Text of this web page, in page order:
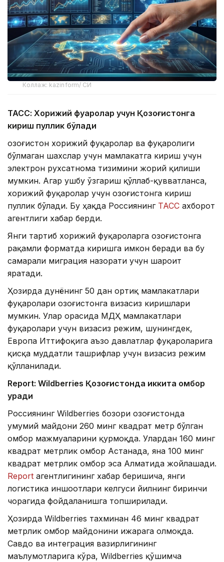
Коллаж: kazinform/ СИ
ТАСС: Хорижий фуқаролар учун Қозоғистонга
кириш пуллик бўлади
Қозоғистон хорижий фуқаролар ва фуқаролиги
бўлмаган шахслар учун мамлакатга кириш учун
электрон рухсатнома тизимини жорий қилиши
мумкин. Агар ушбу ўзгариш қўллаб-қувватланса,
хорижий фуқаролар учун Қозоғистонга кириш
пуллик бўлади. Бу ҳақда Россиянинг ТАСС ахборот
агентлиги хабар берди.
Янги тартиб хорижий фуқароларга Қозоғистонга
рақамли форматда киришга имкон беради ва бу
самарали миграция назорати учун шароит
яратади.
Ҳозирда дунёнинг 50 дан ортиқ мамлакатлари
фуқаролари Қозоғистонга визасиз киришлари
мумкин. Улар орасида МДҲ мамлакатлари
фуқаролари учун визасиз режим, шунингдек,
Европа Иттифоқига аъзо давлатлар фуқароларига
қисқа муддатли ташрифлар учун визасиз режим
қўлланилади.
Report: Wildberries Қозоғистонда иккита омбор
қуради
Россиянинг Wildberries бозори Қозоғистонда
умумий майдони 260 минг квадрат метр бўлган
омбор мажмуаларини қурмоқда. Улардан 160 минг
квадрат метрлик омбор Астанада, яна 100 минг
квадрат метрлик омбор эса Алматида жойлашади.
Report агентлигининг хабар беришича, янги
логистика иншоотлари келгуси йилнинг биринчи
чорагида фойдаланишга топширилади.
Ҳозирда Wildberries тахминан 46 минг квадрат
метрлик омбор майдонини ижарага олмоқда.
Савдо ва интеграция вазирлигининг
маълумотларига кўра, Wildberries қўшимча